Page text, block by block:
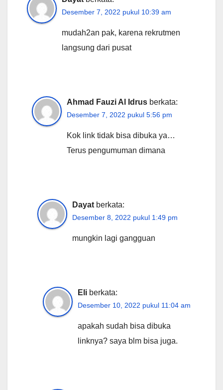
Desember 7, 2022 pukul 10:39 am
mudah2an pak, karena rekrutmen
langsung dari pusat
Ahmad Fauzi Al Idrus berkata:
Desember 7, 2022 pukul 5:56 pm
Kok link tidak bisa dibuka ya…
Terus pengumuman dimana
Dayat berkata:
Desember 8, 2022 pukul 1:49 pm
mungkin lagi gangguan
Eli berkata:
Desember 10, 2022 pukul 11:04 am
apakah sudah bisa dibuka
linknya? saya blm bisa juga.